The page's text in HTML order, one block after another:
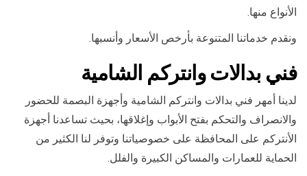
الأنواع منها.
ونقدم خدماتنا المتنوعة بأرخص الأسعار وأنسبها.
فني بدالات وانتركم الشامية
لدينا أمهر فني بدالات وانتركم الشامية وأجهزة البصمة للحضور
والانصراف والتحكم بفتح الأبواب وإغلاقها، بحيث تساعدنا أجهزة
الأنتركم على المحافظة على خصوصياتنا وتوفر لنا الكثير من
الحماية للعمارات والمساكن الكبيرة والفلل.